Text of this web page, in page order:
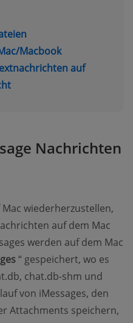
Macbook
auf
Nachrichten
wiederherzustellen,
auf dem Mac
werden auf dem Mac
“ gespeichert, wo es
chat.db-shm und
von iMessages, den
Attachments speichern,